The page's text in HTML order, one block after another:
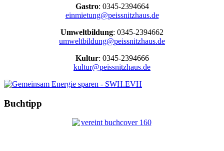
Gastro: 0345-2394664
einmietung@peissnitzhaus.de
Umweltbildung: 0345-2394662
umweltbildung@peissnitzhaus.de
Kultur: 0345-2394666
kultur@peissnitzhaus.de
Buchtipp